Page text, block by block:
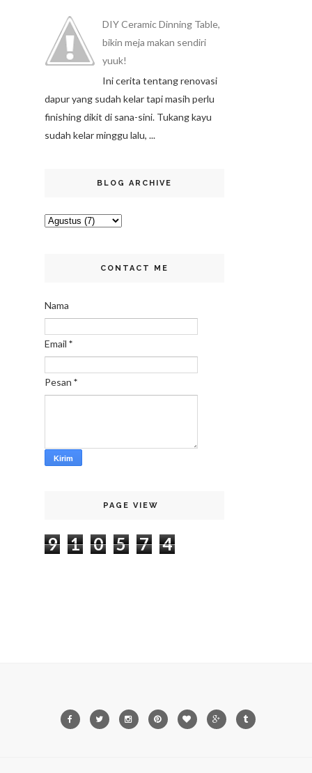
DIY Ceramic Dinning Table,
bikin meja makan sendiri
yuuk!
Ini cerita tentang renovasi
dapur yang sudah kelar tapi masih perlu
finishing dikit di sana-sini. Tukang kayu
sudah kelar minggu lalu, ...
BLOG ARCHIVE
CONTACT ME
Nama
Email *
Pesan *
PAGE VIEW
9 1 0 5 7 4